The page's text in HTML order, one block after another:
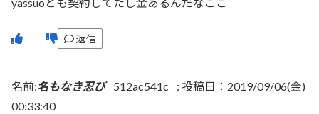
返信
名前:名もなき忍び 512ac541c : 投稿日：2019/09/06(金)
00:33:40